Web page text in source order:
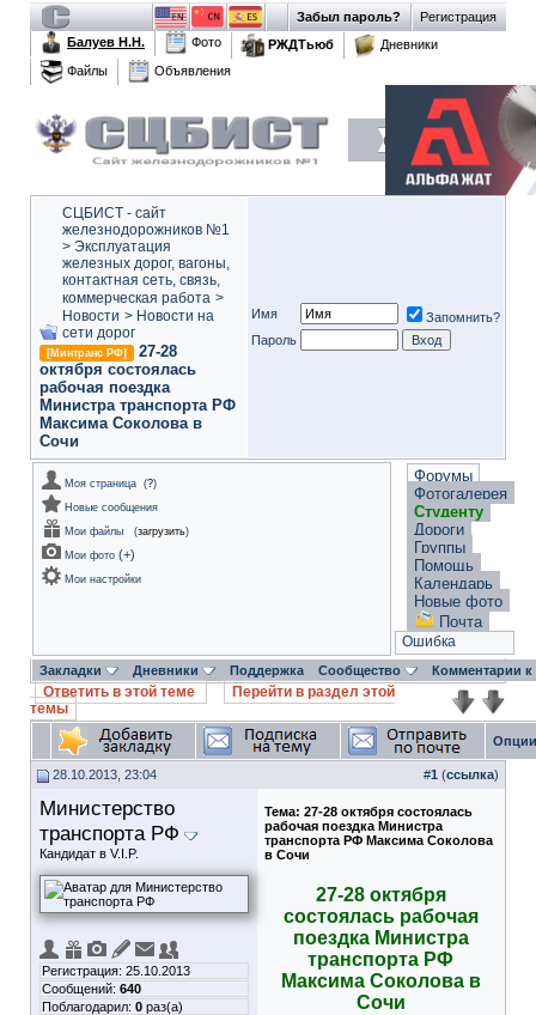
Регистрация
Забыл пароль?
Балуев Н.Н.
Фото РЖДТьюб
Дневники
Файлы
Объявления
СЦБИСТ - сайт
железнодорожников №1
> Эксплуатация
железных дорог, вагоны,
контактная сеть, связь,
коммерческая работа >
Новости > Новости на
сети дорог
[Минтранс РФ]
27-28
октября состоялась
рабочая поездка
Министра транспорта РФ
Максима Соколова в
Сочи
Имя
Запомнить?
Пароль
Моя страница (?)
Новые сообщения
Мои файлы
(загрузить)
Мои фото (+)
Мои настройки
Форумы
Фотогалерея
Студенту
Дороги
Группы
Помощь
Календарь
Новые фото
Почта
Ошибка
Закладки Дневники Поддержка Сообщество Комментарии
Ответить в этой теме
Перейти в раздел этой
темы
28.10.2013, 23:04 #1 (ссылка)
Министерство
транспорта РФ
Кандидат в V.I.P.
Регистрация: 25.10.2013
Сообщений: 640
Поблагодарил: 0 раз(а)
Тема: 27-28 октября состоялась
рабочая поездка Министра
транспорта РФ Максима Соколова
в Сочи
27-28 октября
состоялась рабочая
поездка Министра
транспорта РФ
Максима Соколова в
Сочи